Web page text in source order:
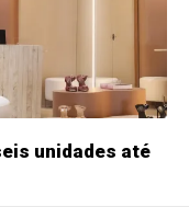
unidades até